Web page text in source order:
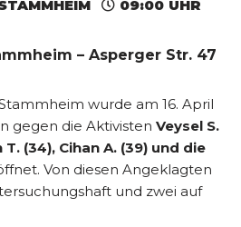
09:00 UHR
– Asperger Str. 47
wurde am 16. April
gegen die Aktivisten Veysel S.
(34), Cihan A. (39) und die
Von diesen Angeklagten
und zwei auf